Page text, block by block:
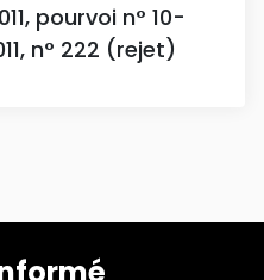
pourvoi n° 10-
n° 222 (rejet)